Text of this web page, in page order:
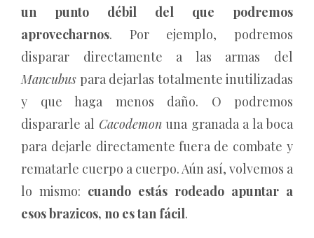
un punto débil del que podremos
aprovecharnos. Por ejemplo, podremos
disparar directamente a las armas del
Mancubus para dejarlas totalmente inutilizadas
y que haga menos daño. O podremos
dispararle al Cacodemonuna granada a la boca
para dejarle directamente fuera de combate y
rematarle cuerpo a cuerpo. Aún así, volvemos a
lo mismo: cuando estás rodeado apuntar a
esos brazicos, no es tan fácil.